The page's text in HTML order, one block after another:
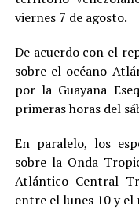
viernes 7 de agosto.
De acuerdo con el
sobre el océano
por la Guayana
primeras horas del
En paralelo, los
sobre la Onda
Atlántico Central
entre el lunes 10 y el